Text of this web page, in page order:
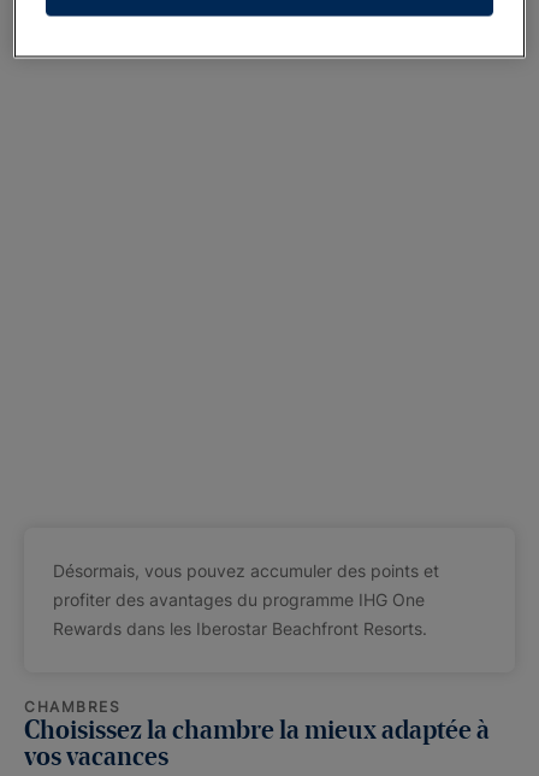
Désormais, vous pouvez accumuler des points et
profiter des avantages du programme IHG One
Rewards dans les Iberostar Beachfront Resorts.
CHAMBRES
Choisissez la chambre la mieux adaptée à
vos vacances